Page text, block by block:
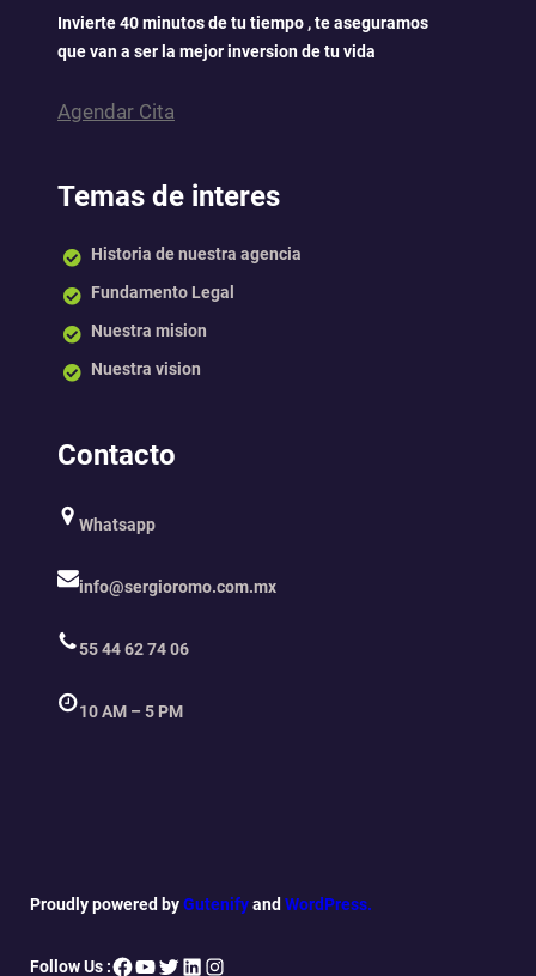
Invierte 40 minutos de tu tiempo , te aseguramos
que van a ser la mejor inversion de tu vida
Agendar Cita
Temas de interes
Historia de nuestra agencia
Fundamento Legal
Nuestra mision
Nuestra vision
Contacto
Whatsapp
info@sergioromo.com.mx
55 44 62 74 06
10 AM – 5 PM
Proudly powered byGutenifyand WordPress.
Follow Us :Facebook
YouTube
Twitter
LinkedIn
Instagram